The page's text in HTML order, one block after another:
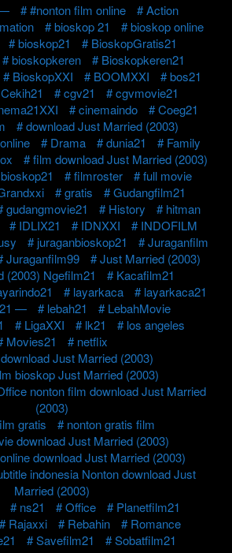
#nonton film online
Action
bioskop 21
bioskop online
bioskop21
BioskopGratis21
bioskopkeren
Bioskopkeren21
BioskopXXI BOOMXXI
bos21
Cekih21 cgv21
cgvmovie21
cinemaindo
Coeg21
download Just Married (2003)
Drama dunia21
Family
film download Just Married (2003)
filmroster
full movie
gratis
Gudangfilm21
gudangmovie21 History
hitman
IDLIX21 IDNXXI
INDOFILM
juraganbioskop21
Juraganfilm
Juraganfilm99
Just Married (2003)
(2003) Ngefilm21
Kacafilm21
layarkaca
layarkaca21
—
lebah21
LebahMovie
LigaXXI lk21
los angeles
Movies21
netflix
Just Married (2003)
bioskop Just Married (2003)
nonton film download Just Married
(2003)
gratis
nonton gratis film
download Just Married (2003)
download Just Married (2003)
indonesia Nonton download Just
Married (2003)
ns21 Office
Planetfilm21
Rajaxxi Rebahin
Romance
Savefilm21
Sobatfilm21